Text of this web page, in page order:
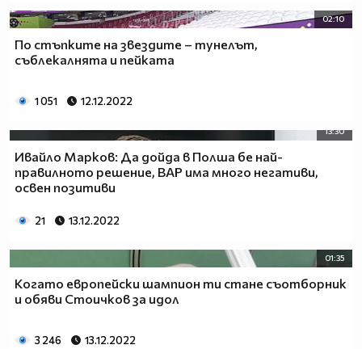
02:10
По стъпките на звездите – тунелът,
съблекалнята и пейката
1 051 12.12.2022
13:30
Ивайло Марков: Да дойда в Полша бе най-
правилното решение, ВАР има много негативи,
освен позитиви
21 13.12.2022
01:35
Когато европейски шампион ти стане съотборник
и обяви Стоичков за идол
3 246 13.12.2022